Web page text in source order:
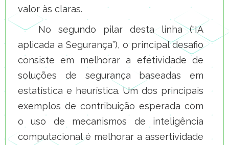
valor às claras.
No segundo pilar desta linha (“IA
aplicada a Segurança”), o principal desafio
consiste em melhorar a efetividade de
soluções de segurança baseadas em
estatística e heurística. Um dos principais
exemplos de contribuição esperada com
o uso de mecanismos de inteligência
computacional é melhorar a assertividade